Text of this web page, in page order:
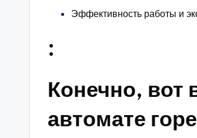
Эффективность работы и
:
Конечно, вот
автомате